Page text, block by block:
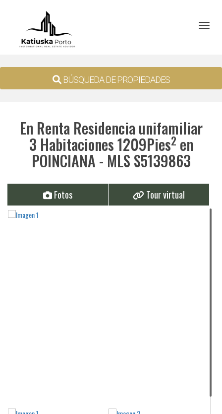
BÚSQUEDA DE PROPIEDADES
En Renta Residencia unifamiliar
3 Habitaciones 1209Pies2 en
POINCIANA - MLS S5139863
Fotos Tour virtual